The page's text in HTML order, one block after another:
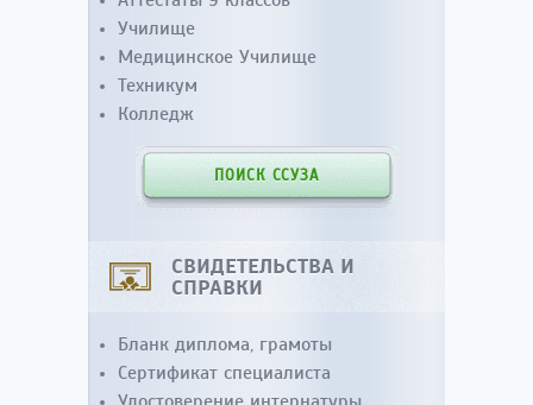
Училище
Медицинское Училище
Техникум
Колледж
ПОИСК ССУЗА
СВИДЕТЕЛЬСТВА И
СПРАВКИ
Бланк диплома, грамоты
Сертификат специалиста